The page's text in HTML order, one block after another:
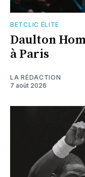
BETCLIC ÉLITE
Daulton
à Paris
LA RÉDACTION
7 août 2026